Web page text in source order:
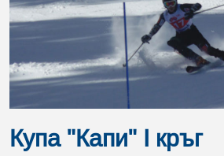
Купа "Капи" I кръг